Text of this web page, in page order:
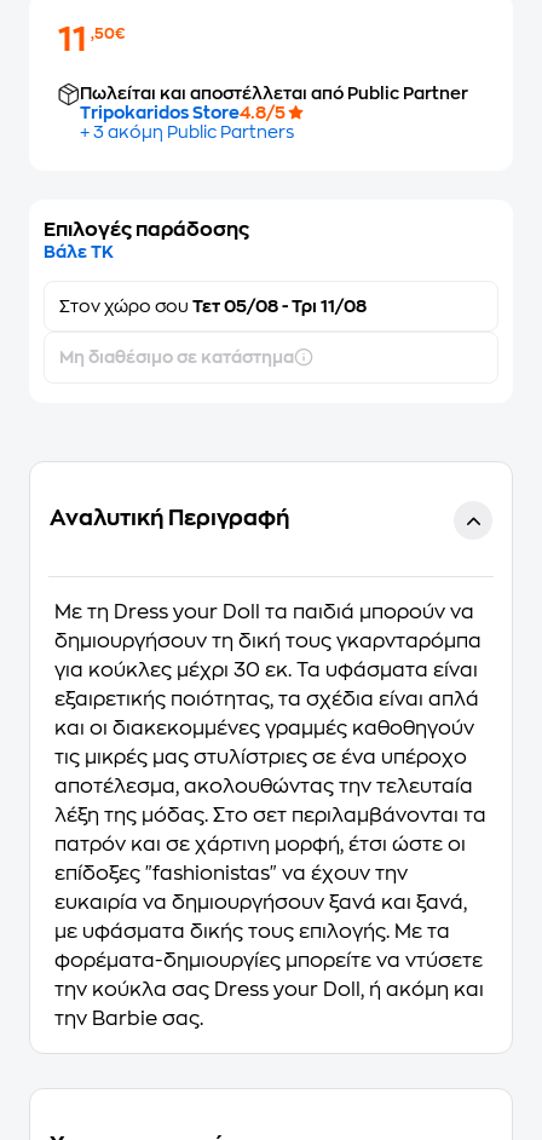
11,50€
Πωλείται και αποστέλλεται από Public Partner
Tripokaridos Store4.8/5
+ 3 ακόμη Public Partners
Επιλογές παράδοσης
Βάλε ΤΚ
Στον χώρο σου Τετ 05/08 - Τρι 11/08
Μη διαθέσιμο σε κατάστημα
Αναλυτική Περιγραφή
Mε τη Dress your Doll τα παιδιά μπορούν να
δημιουργήσουν τη δική τους γκαρνταρόμπα
για κούκλες μέχρι 30 εκ. Τα υφάσματα είναι
εξαιρετικής ποιότητας, τα σχέδια είναι απλά
και οι διακεκομμένες γραμμές καθοθηγούν
τις μικρές μας στυλίστριες σε ένα υπέροχο
αποτέλεσμα, ακολουθώντας την τελευταία
λέξη της μόδας. Στο σετ περιλαμβάνονται τα
πατρόν και σε χάρτινη μορφή, έτσι ώστε οι
επίδοξες "fashionistas" να έχουν την
ευκαιρία να δημιουργήσουν ξανά και ξανά,
με υφάσματα δικής τους επιλογής. Με τα
φορέματα-δημιουργίες μπορείτε να ντύσετε
την κούκλα σας Dress your Doll, ή ακόμη και
την Barbie σας.